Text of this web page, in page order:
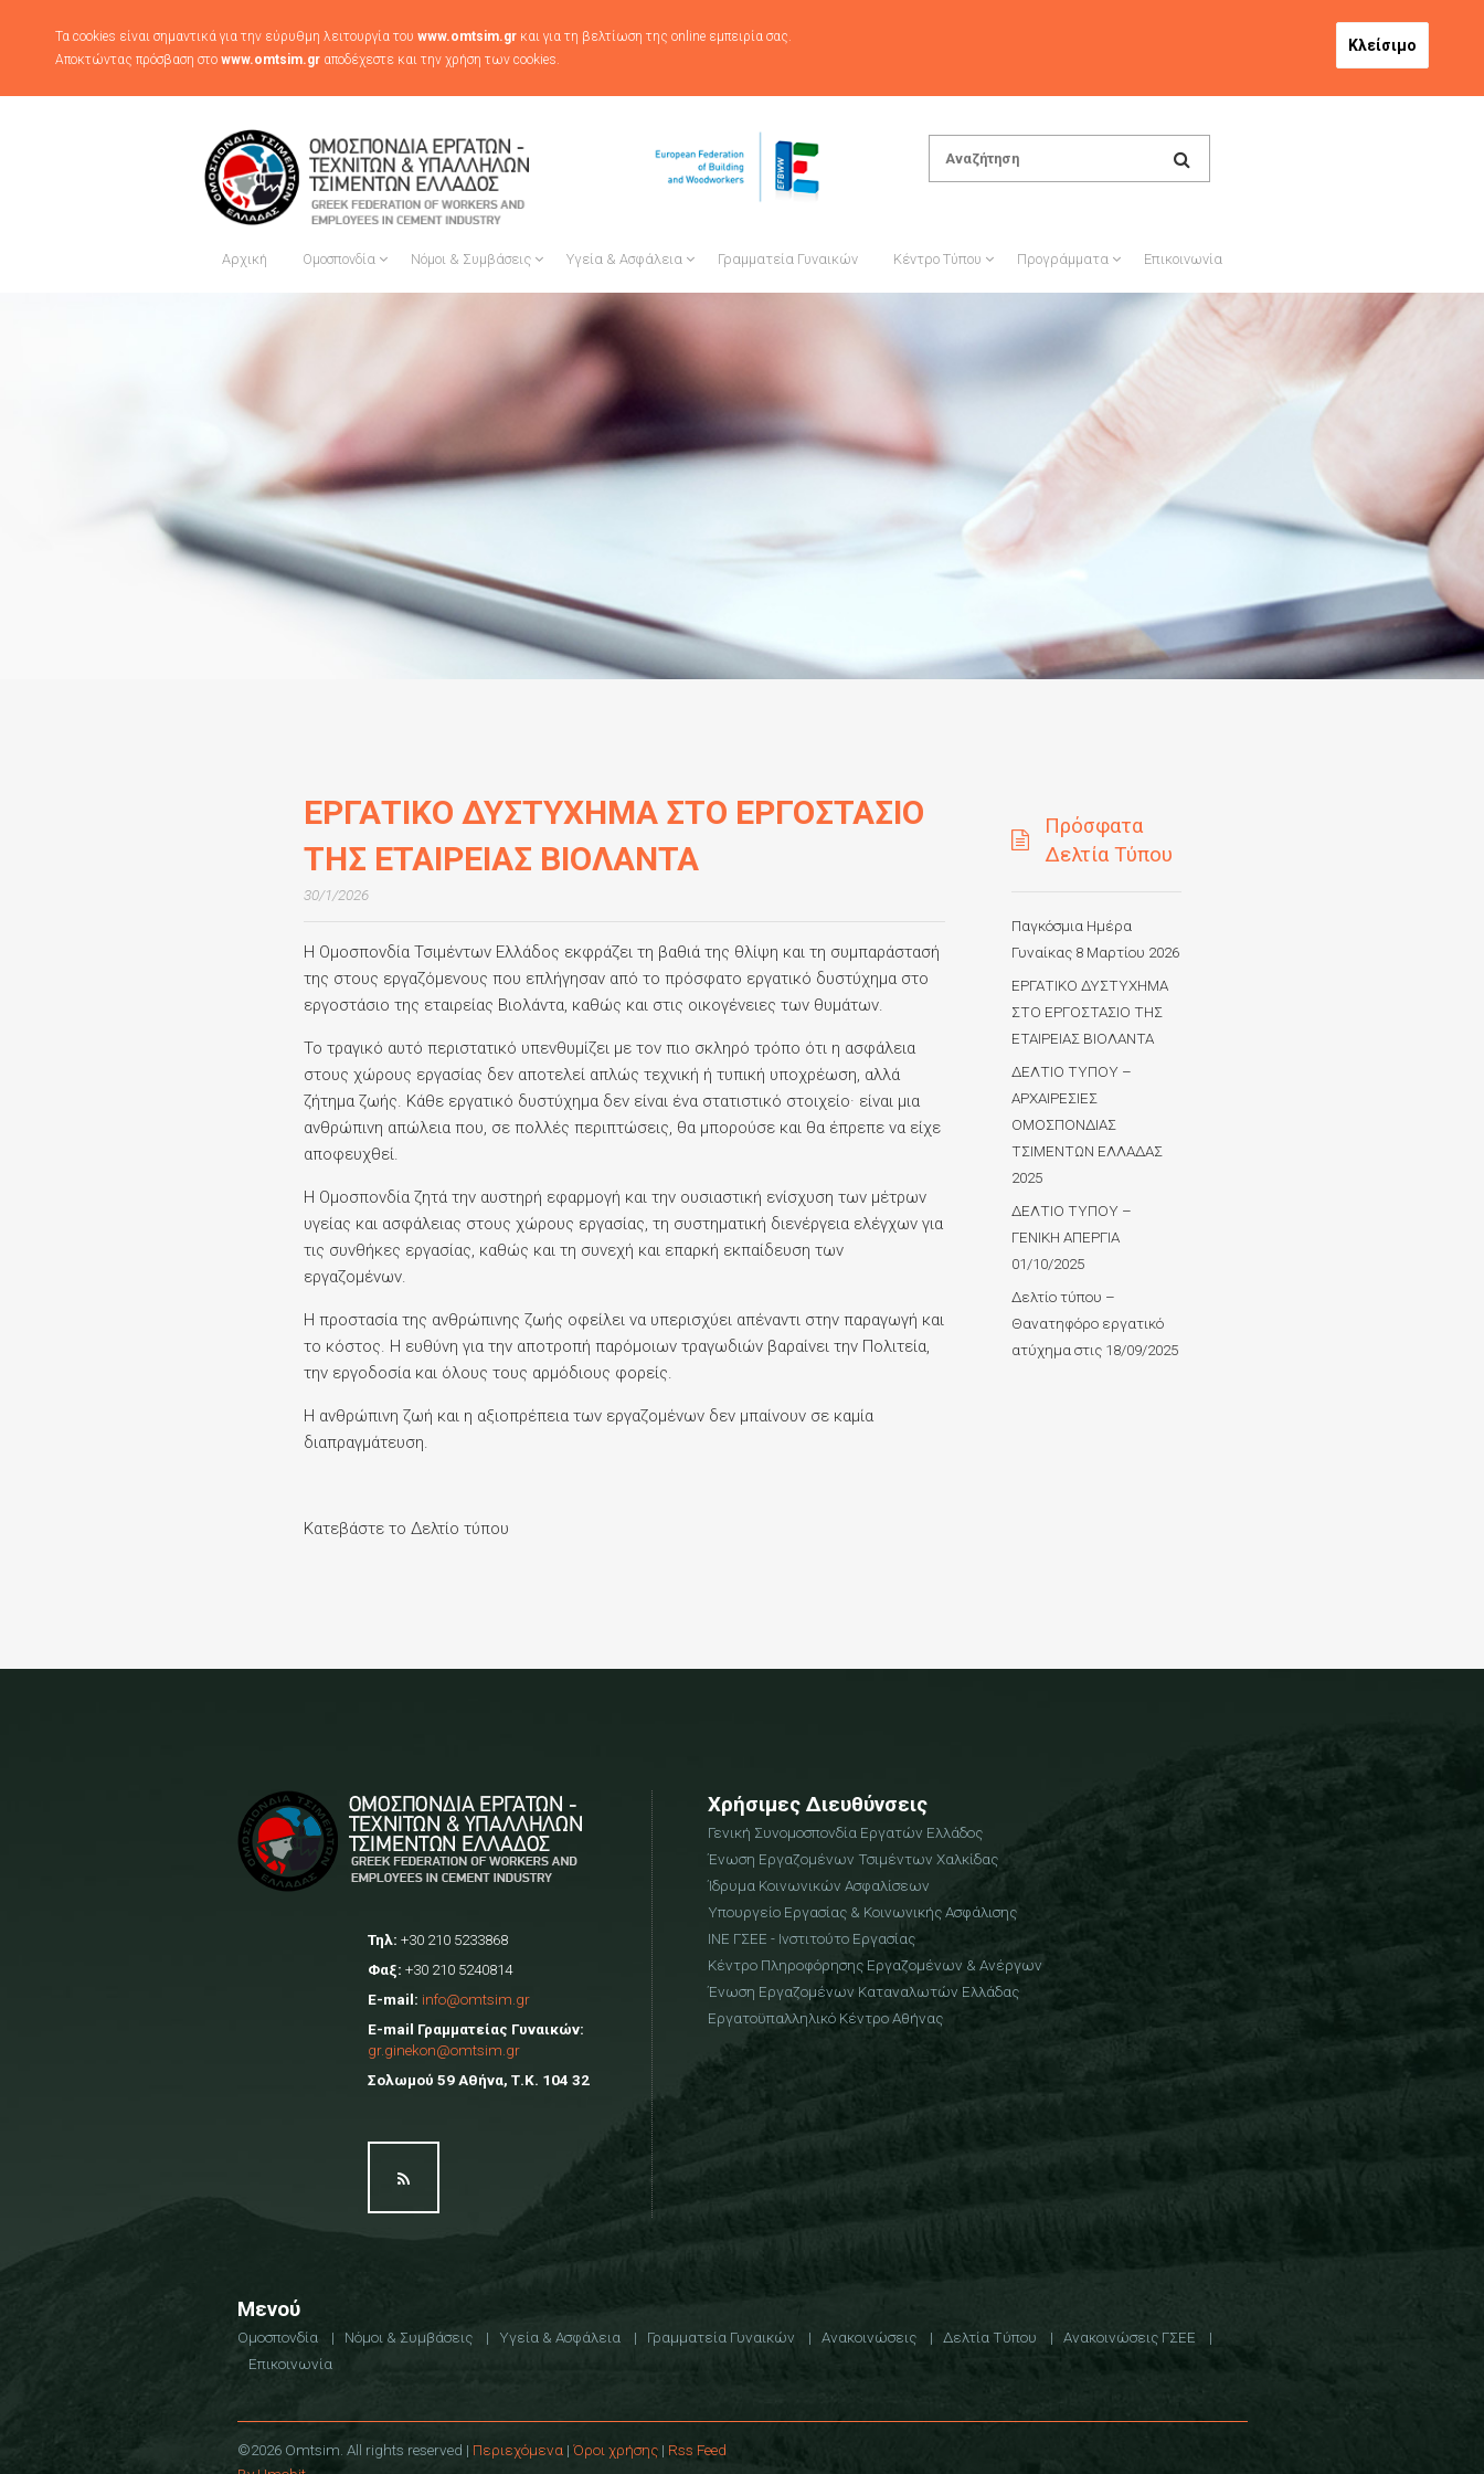
Τα cookies είναι σημαντικά για την εύρυθμη λειτουργία του www.omtsim.gr και για τη βελτίωση της online εμπειρία σας.
Αποκτώντας πρόσβαση στο www.omtsim.gr αποδέχεστε και την χρήση των cookies.
Κλείσιμο
Αρχική Ομοσπονδία Νόμοι & Συμβάσεις Υγεία & Ασφάλεια Γραμματεία Γυναικών Κέντρο Τύπου Προγράμματα Επικοινωνία
ΕΡΓΑΤΙΚΟ ΔΥΣΤΥΧΗΜΑ ΣΤΟ ΕΡΓΟΣΤΑΣΙΟ
ΤΗΣ ΕΤΑΙΡΕΙΑΣ ΒΙΟΛΑΝΤΑ
30/1/2026
Η Ομοσπονδία Τσιμέντων Ελλάδος εκφράζει τη βαθιά της θλίψη και τη συμπαράστασή
της στους εργαζόμενους που επλήγησαν από το πρόσφατο εργατικό δυστύχημα στο
εργοστάσιο της εταιρείας Βιολάντα, καθώς και στις οικογένειες των θυμάτων.
Το τραγικό αυτό περιστατικό υπενθυμίζει με τον πιο σκληρό τρόπο ότι η ασφάλεια
στους χώρους εργασίας δεν αποτελεί απλώς τεχνική ή τυπική υποχρέωση, αλλά
ζήτημα ζωής. Κάθε εργατικό δυστύχημα δεν είναι ένα στατιστικό στοιχείο· είναι μια
ανθρώπινη απώλεια που, σε πολλές περιπτώσεις, θα μπορούσε και θα έπρεπε να είχε
αποφευχθεί.
Η Ομοσπονδία ζητά την αυστηρή εφαρμογή και την ουσιαστική ενίσχυση των μέτρων
υγείας και ασφάλειας στους χώρους εργασίας, τη συστηματική διενέργεια ελέγχων για
τις συνθήκες εργασίας, καθώς και τη συνεχή και επαρκή εκπαίδευση των
εργαζομένων.
Η προστασία της ανθρώπινης ζωής οφείλει να υπερισχύει απέναντι στην παραγωγή και
το κόστος. Η ευθύνη για την αποτροπή παρόμοιων τραγωδιών βαραίνει την Πολιτεία,
την εργοδοσία και όλους τους αρμόδιους φορείς.
Η ανθρώπινη ζωή και η αξιοπρέπεια των εργαζομένων δεν μπαίνουν σε καμία
διαπραγμάτευση.
Κατεβάστε το Δελτίο τύπου
Πρόσφατα
Δελτία Τύπου
Παγκόσμια Ημέρα
Γυναίκας 8 Μαρτίου 2026
ΕΡΓΑΤΙΚΟ ΔΥΣΤΥΧΗΜΑ
ΣΤΟ ΕΡΓΟΣΤΑΣΙΟ ΤΗΣ
ΕΤΑΙΡΕΙΑΣ ΒΙΟΛΑΝΤΑ
ΔΕΛΤΙΟ ΤΥΠΟΥ –
ΑΡΧΑΙΡΕΣΙΕΣ
ΟΜΟΣΠΟΝΔΙΑΣ
ΤΣΙΜΕΝΤΩΝ ΕΛΛΑΔΑΣ
2025
ΔΕΛΤΙΟ ΤΥΠΟΥ –
ΓΕΝΙΚΗ ΑΠΕΡΓΙΑ
01/10/2025
Δελτίο τύπου –
Θανατηφόρο εργατικό
ατύχημα στις 18/09/2025
Τηλ: +30 210 5233868
Φαξ: +30 210 5240814
E-mail: info@omtsim.gr
E-mail Γραμματείας Γυναικών:
gr.ginekon@omtsim.gr
Σολωμού 59 Αθήνα, Τ.Κ. 104 32
Χρήσιμες Διευθύνσεις
Γενική Συνομοσπονδία Εργατών Ελλάδος
Ένωση Εργαζομένων Τσιμέντων Χαλκίδας
Ίδρυμα Κοινωνικών Ασφαλίσεων
Υπουργείο Εργασίας & Κοινωνικής Ασφάλισης
ΙΝΕ ΓΣΕΕ - Ινστιτούτο Εργασίας
Κέντρο Πληροφόρησης Εργαζομένων & Ανέργων
Ένωση Εργαζομένων Καταναλωτών Ελλάδας
Εργατοϋπαλληλικό Κέντρο Αθήνας
Μενού
Ομοσπονδία Νόμοι & Συμβάσεις Υγεία & Ασφάλεια Γραμματεία Γυναικών Ανακοινώσεις Δελτία Τύπου
Ανακοινώσεις ΓΣΕΕ
Επικοινωνία
©2026 Omtsim. All rights reserved | Περιεχόμενα | Όροι χρήσης| Rss Feed